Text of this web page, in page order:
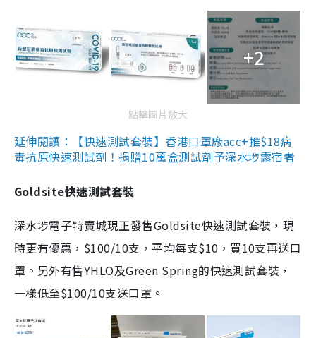
+2
點擊圖片放大
延伸閱讀：【快速測試套裝】香港口罩廠acc+推$18病
毒抗原快速測試劑！捐贈10萬盒測試劑予深水埗露宿者
Goldsite快速測試套裝
深水埗電子特賣城現正發售Goldsite快速測試套裝，現
時更有優惠，$100/10支，平均每支$10，買10支再送口
罩。另外有售YHLO及Green Spring的快速測試套裝，
一樣低至$100/10支送口罩。